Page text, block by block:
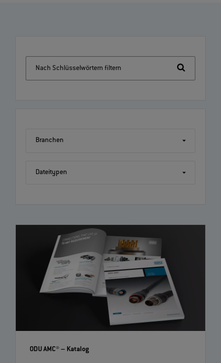
Nach Schlüsselwörtern filtern
Branchen
Dateitypen
ODU AMC®– Katalog